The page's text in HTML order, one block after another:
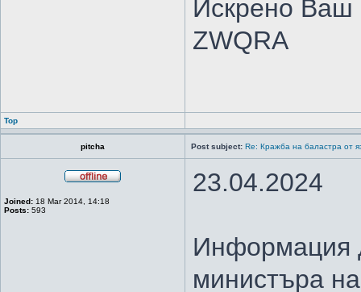
Искрено Ваш
ZWQRA
Top
pitcha Post subject: Re: Кражба на баластра от
Joined: 18 Mar 2014, 14:18
Posts: 593
23.04.2024
Информация
министъра